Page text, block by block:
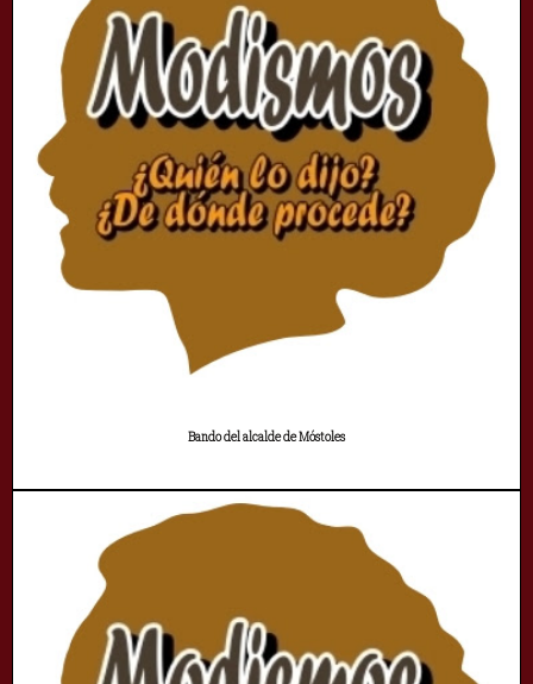
Bando del alcalde de Móstoles